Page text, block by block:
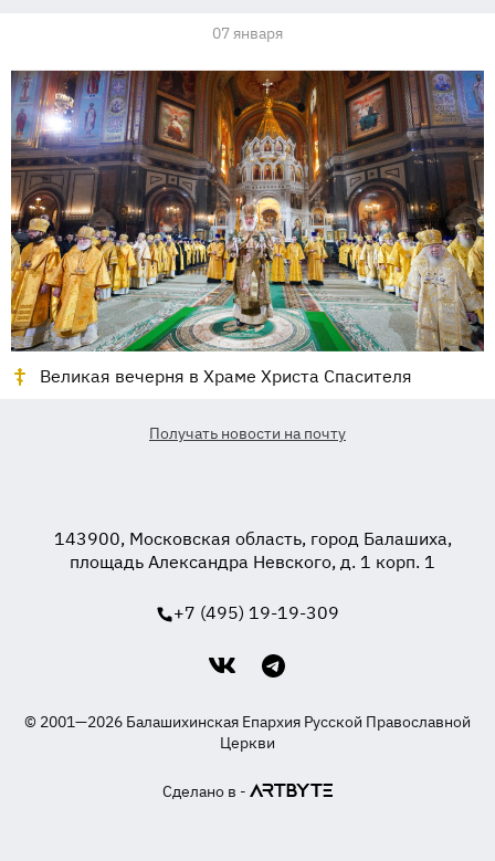
07 января
Великая вечерня в Храме Христа Спасителя
Получать новости на почту
143900, Московская область, город Балашиха,
площадь Александра Невского, д. 1 корп. 1
+7 (495) 19-19-309
© 2001—2026 Балашихинская Епархия Русской Православной
Церкви
Сделано в -